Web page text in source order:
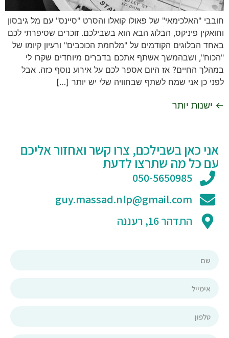
חובבי "האלכימאי" של פאולו קואלו והסרט "סיינס" עם מל גיבסון
וחואקין פיניקס, הבלוג הבא הוא בשבילכם. זוכרים שסיפרתי לכם
באחד הבלוגים הקודמים על "מלחמת הכוכבים" ורעיון קיומו של
"הכוח", ושבהמשך אשתף אתכם בדברים מיוחדים שקרו לי
במהלך החיים? אז היום אספר לכם על אירוע נוסף כזה. אבל
לפני כן אני שמח לשתף שבחוויה שלי יש יותר […]
← ישנות יותר
אני כאן בשבילכם, צרו קשר ואחזור אליכם
עם כל מה שתרצו לדעת
050-5650985
guy.massad.nlp@gmail.com
התדהר 16, רעננה